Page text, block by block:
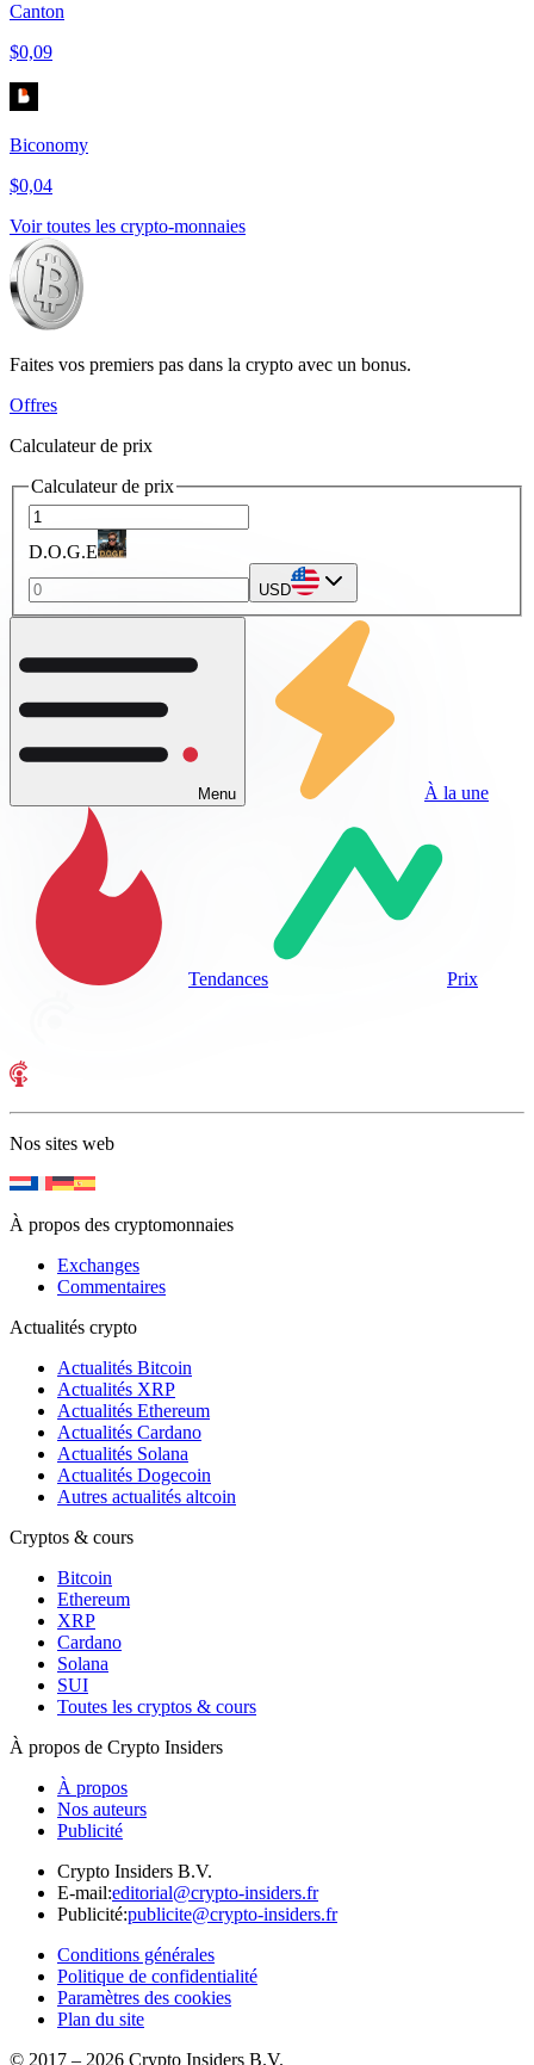
Canton
$0,09
Biconomy
$0,04
Voir toutes les crypto-monnaies
Faites vos premiers pas dans la crypto avec un bonus.
Offres
Calculateur de prix
Calculateur de prix
D.O.G.E
USD
Menu À la une
Tendances Prix
Nos sites web
À propos des cryptomonnaies
Exchanges
Commentaires
Actualités crypto
Actualités Bitcoin
Actualités XRP
Actualités Ethereum
Actualités Cardano
Actualités Solana
Actualités Dogecoin
Autres actualités altcoin
Cryptos & cours
Bitcoin
Ethereum
XRP
Cardano
Solana
SUI
Toutes les cryptos & cours
À propos de Crypto Insiders
À propos
Nos auteurs
Publicité
Crypto Insiders B.V.
E-mail:editorial@crypto-insiders.fr
Publicité:publicite@crypto-insiders.fr
Conditions générales
Politique de confidentialité
Paramètres des cookies
Plan du site
© 2017 – 2026 Crypto Insiders B.V.